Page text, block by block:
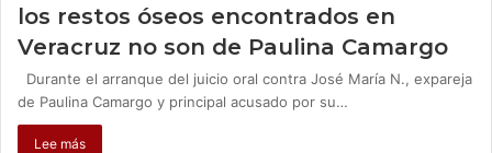
los restos óseos encontrados en
Veracruz no son de Paulina Camargo
Durante el arranque del juicio oral contra José María N., expareja
de Paulina Camargo y principal acusado por su…
Lee más